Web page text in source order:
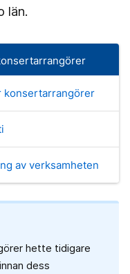
län.
konsertarrangörer
av verksamheten
hette tidigare
dess